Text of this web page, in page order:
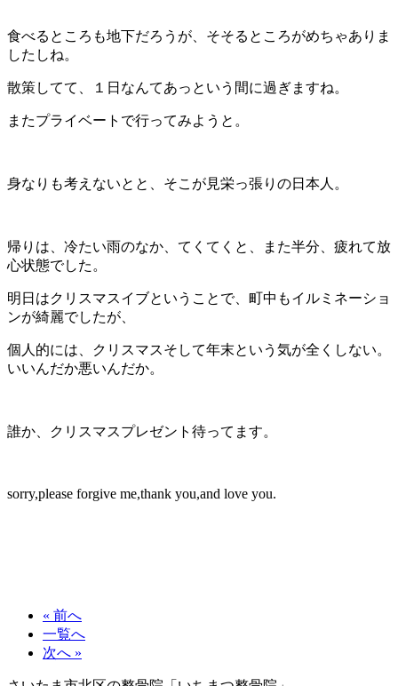
食べるところも地下だろうが、そそるところがめちゃありま
したしね。
散策してて、１日なんてあっという間に過ぎますね。
またプライベートで行ってみようと。
身なりも考えないとと、そこが見栄っ張りの日本人。
帰りは、冷たい雨のなか、てくてくと、また半分、疲れて放
心状態でした。
明日はクリスマスイブということで、町中もイルミネーショ
ンが綺麗でしたが、
個人的には、クリスマスそして年末という気が全くしない。
いいんだか悪いんだか。
誰か、クリスマスプレゼント待ってます。
sorry,please forgive me,thank you,and love you.
« 前へ
一覧へ
次へ »